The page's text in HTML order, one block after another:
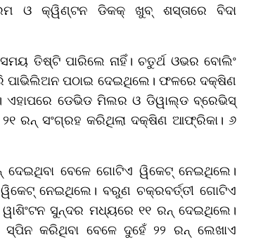
ଓ କ୍ୱିଣ୍ଟନ ଡିକକ୍ ଖୁବ୍ ଶସ୍ତାରେ ବିଦା
ତିଷ୍ଟି ପାରିଲେ ନାହିଁ। ଚତୁର୍ଥ ଓଭର ବୋଲିଂ
ପାଭିଲିଅନ ପଠାଇ ଦେଇଥିଲେ। ଫଳରେ ଦକ୍ଷିଣ
ଏହାପରେ ଡେଭିଡ ମିଲର ଓ ଡିୱାଲ୍ଡ ବ୍ରେଭିସ୍
ରନ୍ ସଂଗ୍ରହ କରିଥିଲା ଦକ୍ଷିଣ ଆଫ୍ରିକା। ୬
ବେଳେ ଗୋଟିଏ ୱିକେଟ୍ ନେଇଥିଲେ।
ନେଇଥିଲେ। ବରୁଣ ଚକ୍ରବର୍ତ୍ତୀ ଗୋଟିଏ
ସୁନ୍ଦର ମଧ୍ୟରେ ୧୧ ରନ୍‌ ଦେଇଥିଲେ।
କରିଥିବା ବେଳେ ଦୁହେଁ ୨୨ ରନ୍ ଲେଖାଏ